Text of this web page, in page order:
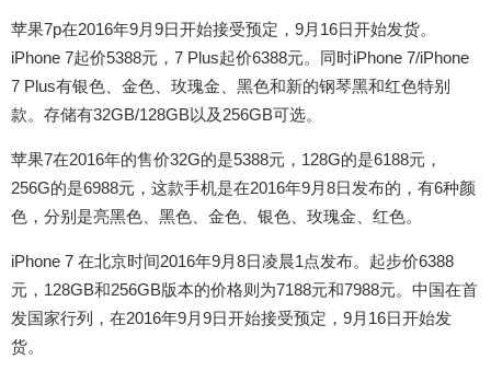
苹果7p在2016年9月9日开始接受预定，9月16日开始发货。
iPhone 7起价5388元，7 Plus起价6388元。同时iPhone 7/iPhone
7 Plus有银色、金色、玫瑰金、黑色和新的钢琴黑和红色特别
款。存储有32GB/128GB以及256GB可选。
苹果7在2016年的售价32G的是5388元，128G的是6188元，
256G的是6988元，这款手机是在2016年9月8日发布的，有6种颜
色，分别是亮黑色、黑色、金色、银色、玫瑰金、红色。
iPhone 7 在北京时间2016年9月8日凌晨1点发布。起步价6388
元，128GB和256GB版本的价格则为7188元和7988元。中国在首
发国家行列，在2016年9月9日开始接受预定，9月16日开始发
货。